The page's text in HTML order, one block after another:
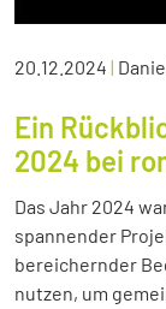
20.12.2024 |
Ein
2024 bei
Das Jahr 2024
spannender
bereichernder
nutzen, um